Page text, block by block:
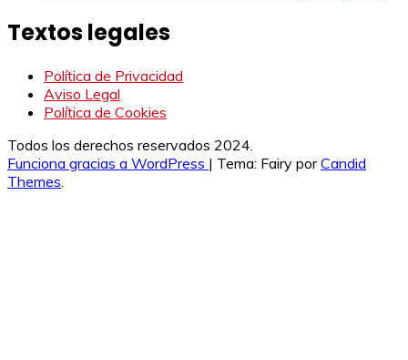
Textos legales
Política de Privacidad
Aviso Legal
Política de Cookies
Todos los derechos reservados 2024.
Funciona gracias a WordPress | Tema: Fairy porCandid
Themes.